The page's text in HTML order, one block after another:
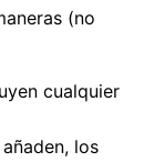
(no
cualquier
los